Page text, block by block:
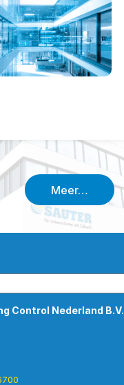
Meer…
Control Nederland B.V.